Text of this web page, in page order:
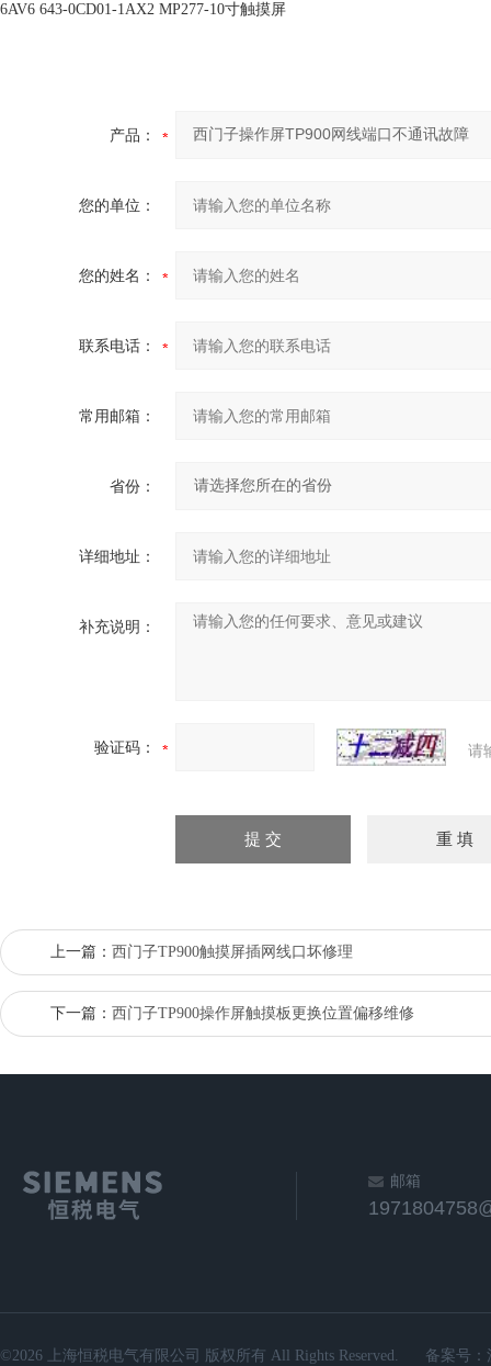
6AV6 643-0CD01-1AX2 MP277-10寸触摸屏
产品：
您的单位：
您的姓名：
联系电话：
常用邮箱：
省份：
详细地址：
补充说明：
验证码： 请
上一篇： 西门子TP900触摸屏插网线口坏修理
下一篇： 西门子TP900操作屏触摸板更换位置偏移维修
邮箱
©2026 上海恒税电气有限公司 版权所有 All Rights Reserved. 备案号：